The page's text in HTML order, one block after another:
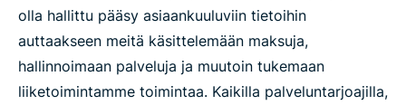
olla hallittu pääsy asiaankuuluviin tietoihin
auttaakseen meitä käsittelemään maksuja,
hallinnoimaan palveluja ja muutoin tukemaan
liiketoimintamme toimintaa. Kaikilla palveluntarjoajilla,